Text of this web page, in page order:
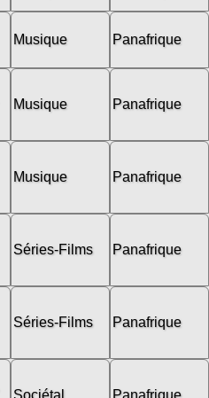
Musique Panafrique
Musique Panafrique
Musique Panafrique
Séries-Films Panafrique
Séries-Films Panafrique